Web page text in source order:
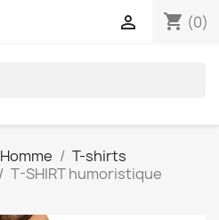
shopping_cart (0)

Homme
T-shirts
T-SHIRT humoristique